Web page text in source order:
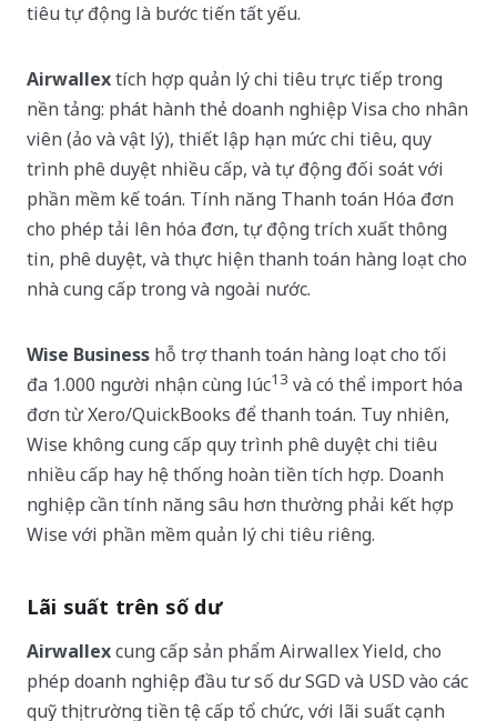
tiêu tự động là bước tiến tất yếu.
Airwallextích hợp quản lý chi tiêu trực tiếp trong
nền tảng: phát hành thẻ doanh nghiệp Visa cho nhân
viên (ảo và vật lý), thiết lập hạn mức chi tiêu, quy
trình phê duyệt nhiều cấp, và tự động đối soát với
phần mềm kế toán. Tính năng Thanh toán Hóa đơn
cho phép tải lên hóa đơn, tự động trích xuất thông
tin, phê duyệt, và thực hiện thanh toán hàng loạt cho
nhà cung cấp trong và ngoài nước.
Wise Business hỗ trợ thanh toán hàng loạt cho tối
đa 1.000 người nhận cùng lúc13 và có thể import hóa
đơn từ Xero/QuickBooks để thanh toán. Tuy nhiên,
Wise không cung cấp quy trình phê duyệt chi tiêu
nhiều cấp hay hệ thống hoàn tiền tích hợp. Doanh
nghiệp cần tính năng sâu hơn thường phải kết hợp
Wise với phần mềm quản lý chi tiêu riêng.
Lãi suất trên số dư
Airwallexcung cấp sản phẩm Airwallex Yield, cho
phép doanh nghiệp đầu tư số dư SGD và USD vào các
quỹ thị trường tiền tệ cấp tổ chức, với lãi suất cạnh